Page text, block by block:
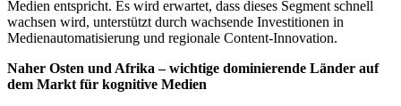
Medien entspricht. Es wird erwartet, dass dieses Segment schnell
wachsen wird, unterstützt durch wachsende Investitionen in
Medienautomatisierung und regionale Content-Innovation.
Naher Osten und Afrika – wichtige dominierende Länder auf
dem Markt für kognitive Medien